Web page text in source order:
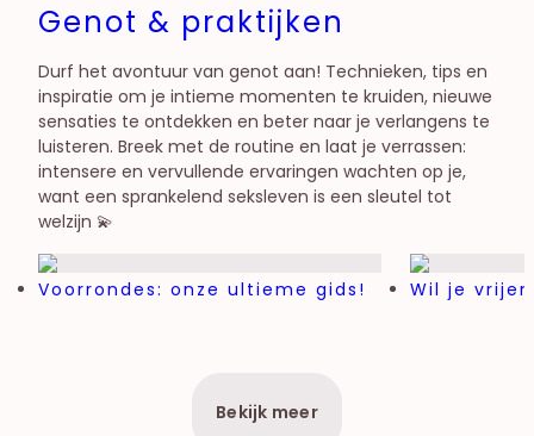
Genot & praktijken
Durf het avontuur van genot aan! Technieken, tips en
inspiratie om je intieme momenten te kruiden, nieuwe
sensaties te ontdekken en beter naar je verlangens te
luisteren. Breek met de routine en laat je verrassen:
intensere en vervullende ervaringen wachten op je,
want een sprankelend seksleven is een sleutel tot
welzijn 💫
Voorrondes: onze ultieme gids! Wil je
Bekijk meer